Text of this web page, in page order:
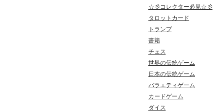
☆彡コレクター必見☆彡
タロットカード
トランプ
書籍
チェス
世界の伝統ゲーム
日本の伝統ゲーム
バラエティゲーム
カードゲーム
ダイス